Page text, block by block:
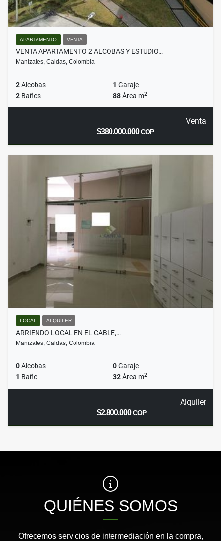
APARTAMENTO VENTA
VENTA APARTAMENTO 2 ALCOBAS Y ESTUDIO…
Manizales, Caldas, Colombia
2Alcobas 1 Garaje
2 Baños 88Área m2
Venta
$380.000.000COP
LOCAL ALQUILER
ARRIENDO LOCAL EN EL CABLE,…
Manizales, Caldas, Colombia
0Alcobas 0Garaje
1 Baño 32Área m2
Alquiler
$2.800.000COP
QUIÉNES SOMOS
Ofrecemos servicios de intermediación en la compra,